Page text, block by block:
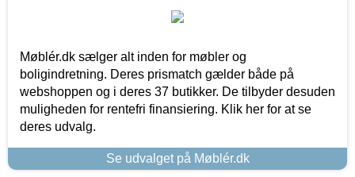
Møblér.dk sælger alt inden for møbler og
boligindretning. Deres prismatch gælder både på
webshoppen og i deres 37 butikker. De tilbyder desuden
muligheden for rentefri finansiering. Klik her for at se
deres udvalg.
Se udvalget på Møblér.dk